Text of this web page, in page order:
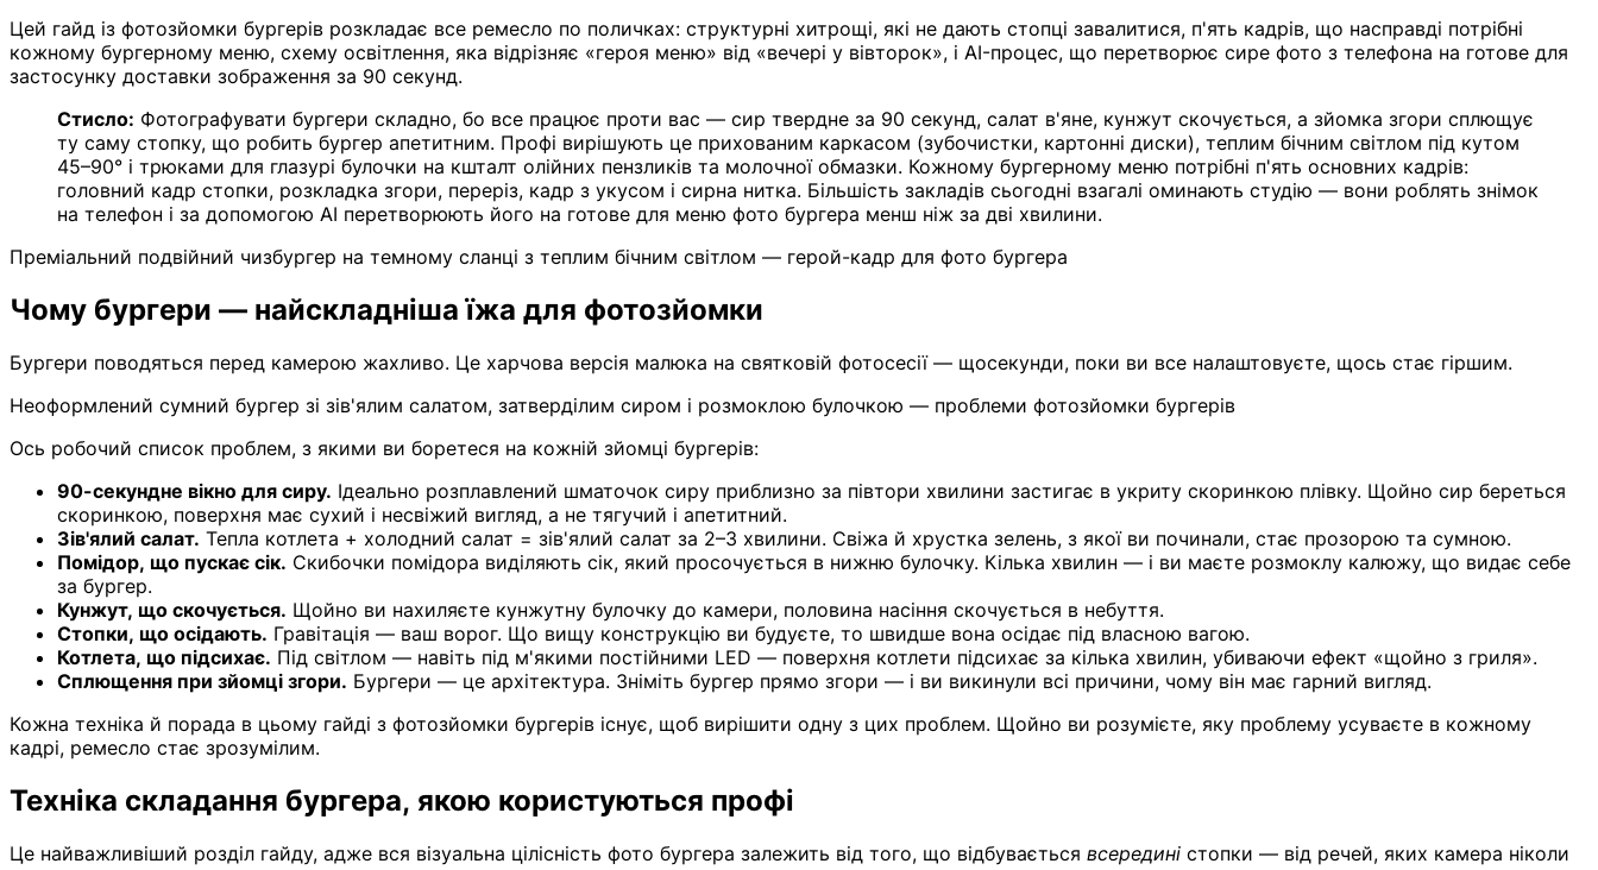
Цей гайд із фотозйомки бургерів розкладає все ремесло по поличках: структурні хитрощі, які не дають стопці завалитися, п'ять кадрів, що насправді потрібні
кожному бургерному меню, схему освітлення, яка відрізняє «героя меню» від «вечері у вівторок», і AI-процес, що перетворює сире фото з телефона на готове для
застосунку доставки зображення за 90 секунд.
Стисло: Фотографувати бургери складно, бо все працює проти вас — сир твердне за 90 секунд, салат в'яне, кунжут скочується, а зйомка згори сплющує
ту саму стопку, що робить бургер апетитним. Профі вирішують це прихованим каркасом (зубочистки, картонні диски), теплим бічним світлом під кутом
45–90° і трюками для глазурі булочки на кшталт олійних пензликів та молочної обмазки. Кожному бургерному меню потрібні п'ять основних кадрів:
головний кадр стопки, розкладка згори, переріз, кадр з укусом і сирна нитка. Більшість закладів сьогодні взагалі оминають студію — вони роблять знімок
на телефон і за допомогою AI перетворюють його на готове для меню фото бургера менш ніж за дві хвилини.
Преміальний подвійний чизбургер на темному сланці з теплим бічним світлом — герой-кадр для фото бургера
Чому бургери — найскладніша їжа для фотозйомки
Бургери поводяться перед камерою жахливо. Це харчова версія малюка на святковій фотосесії — щосекунди, поки ви все налаштовуєте, щось стає гіршим.
Неоформлений сумний бургер зі зів'ялим салатом, затверділим сиром і розмоклою булочкою — проблеми фотозйомки бургерів
Ось робочий список проблем, з якими ви боретеся на кожній зйомці бургерів:
90-секундне вікно для сиру. Ідеально розплавлений шматочок сиру приблизно за півтори хвилини застигає в укриту скоринкою плівку. Щойно сир береться
скоринкою, поверхня має сухий і несвіжий вигляд, а не тягучий і апетитний.
Зів'ялий салат. Тепла котлета + холодний салат = зів'ялий салат за 2–3 хвилини. Свіжа й хрустка зелень, з якої ви починали, стає прозорою та сумною.
Помідор, що пускає сік. Скибочки помідора виділяють сік, який просочується в нижню булочку. Кілька хвилин — і ви маєте розмоклу калюжу, що видає себе
за бургер.
Кунжут, що скочується. Щойно ви нахиляєте кунжутну булочку до камери, половина насіння скочується в небуття.
Стопки, що осідають. Гравітація — ваш ворог. Що вищу конструкцію ви будуєте, то швидше вона осідає під власною вагою.
Котлета, що підсихає. Під світлом — навіть під м'якими постійними LED — поверхня котлети підсихає за кілька хвилин, убиваючи ефект «щойно з гриля».
Сплющення при зйомці згори. Бургери — це архітектура. Зніміть бургер прямо згори — і ви викинули всі причини, чому він має гарний вигляд.
Кожна техніка й порада в цьому гайді з фотозйомки бургерів існує, щоб вирішити одну з цих проблем. Щойно ви розумієте, яку проблему усуваєте в кожному
кадрі, ремесло стає зрозумілим.
Техніка складання бургера, якою користуються профі
Це найважливіший розділ гайду, адже вся візуальна цілісність фото бургера залежить від того, що відбувається всередині стопки — від речей, яких камера ніколи